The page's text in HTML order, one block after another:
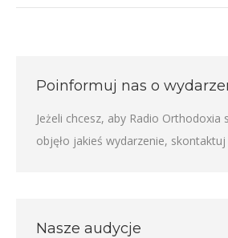
Poinformuj nas o
Jeżeli chcesz, aby Radio
objęło jakieś wydarzenie, skontaktuj
Nasze audycje